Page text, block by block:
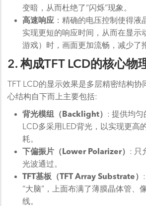
变暗，从而杜绝了“闪烁”现象。
高速响应 ：精确的电压控制使得液
实现更短的响应时间，从而在显示
游戏）时，画面更加流畅，减少了
2. 构成TFT LCD的核心物
TFT LCD的显示效果是多层精密结构协
心结构自下而上主要包括:
背光模组（Backlight） : 提供均匀
LCD多采用LED背光，以实现更高
耗。
下偏振片（Lower Polarizer） : 只
光波通过。
TFT基板（TFT Array Substrate）
“大脑”，上面布满了薄膜晶体管、
线。